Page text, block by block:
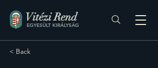
Vitézi Rend
EGYESÜLT KIRÁLYSÁG
< Back